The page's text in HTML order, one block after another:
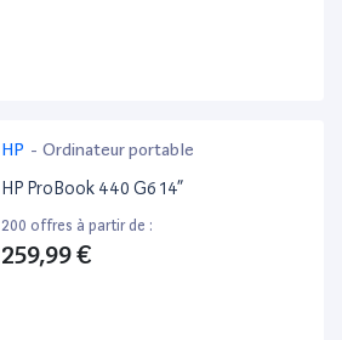
HP - Ordinateur portable
HP ProBook 440 G6 14”
200 offres à partir de :
259,99 €